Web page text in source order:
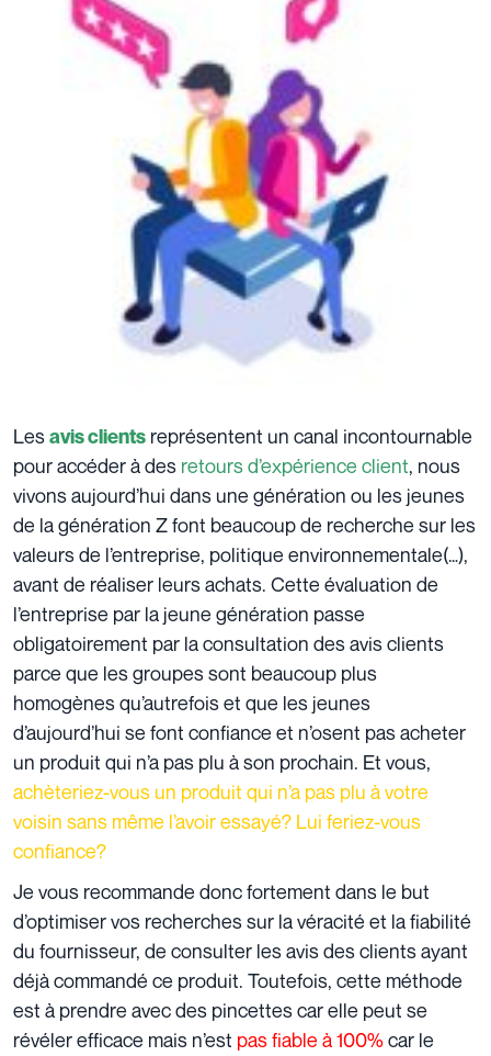
Lesavis clients représentent un canal incontournable
pour accéder à des retours d’expérience client, nous
vivons aujourd’hui dans une génération ou les jeunes
de la génération Z font beaucoup de recherche sur les
valeurs de l’entreprise, politique environnementale(…),
avant de réaliser leurs achats. Cette évaluation de
l’entreprise par la jeune génération passe
obligatoirement par la consultation des avis clients
parce que les groupes sont beaucoup plus
homogènes qu’autrefois et que les jeunes
d’aujourd’hui se font confiance et n’osent pas acheter
un produit qui n’a pas plu à son prochain. Et vous,
achèteriez-vous un produit qui n’a pas plu à votre
voisin sans même l’avoir essayé? Lui feriez-vous
confiance?
Je vous recommande donc fortement dans le but
d’optimiser vos recherches sur la véracité et la fiabilité
du fournisseur, de consulter les avis des clients ayant
déjà commandé ce produit. Toutefois, cette méthode
est à prendre avec des pincettes car elle peut se
révéler efficace mais n’est pas fiable à 100%car le